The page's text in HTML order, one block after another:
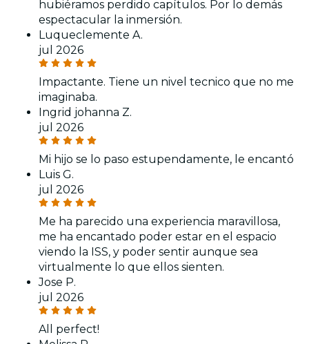
hubiéramos perdido capítulos. Por lo demás
espectacular la inmersión.
Luqueclemente A.
jul 2026
Impactante. Tiene un nivel tecnico que no me
imaginaba.
Ingrid johanna Z.
jul 2026
Mi hijo se lo paso estupendamente, le encantó
Luis G.
jul 2026
Me ha parecido una experiencia maravillosa,
me ha encantado poder estar en el espacio
viendo la ISS, y poder sentir aunque sea
virtualmente lo que ellos sienten.
Jose P.
jul 2026
All perfect!